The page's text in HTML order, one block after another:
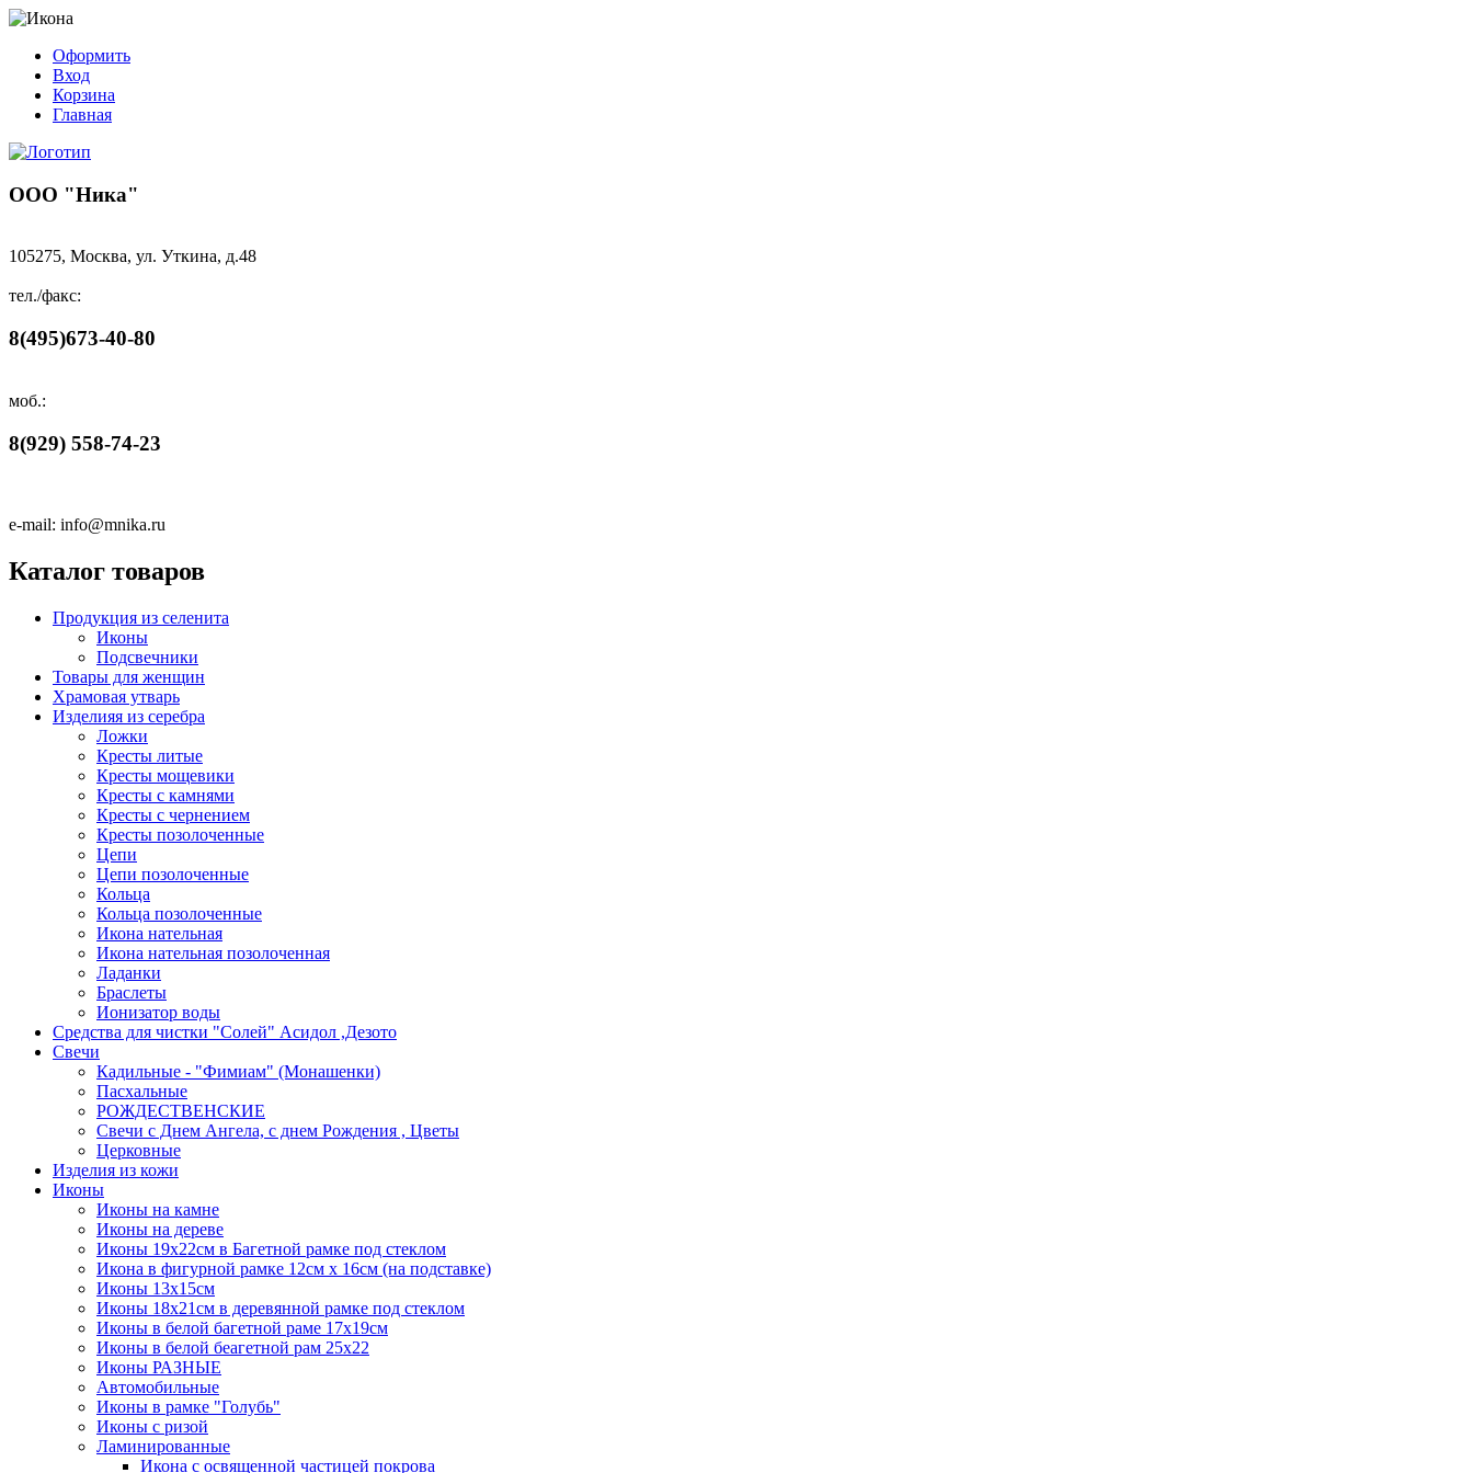
Оформить
Вход
Корзина
Главная
ООО "Ника"
105275, Москва, ул. Уткина, д.48
тел./факс:
8(495)673-40-80
моб.:
8(929) 558-74-23
e-mail: info@mnika.ru
Каталог товаров
Продукция из селенита
Иконы
Подсвечники
Товары для женщин
Храмовая утварь
Изделияя из серебра
Ложки
Кресты литые
Кресты мощевики
Кресты с камнями
Кресты с чернением
Кресты позолоченные
Цепи
Цепи позолоченные
Кольца
Кольца позолоченные
Икона нательная
Икона нательная позолоченная
Ладанки
Браслеты
Ионизатор воды
Средства для чистки "Солей" Асидол ,Дезото
Cвечи
Кадильные - "Фимиам" (Монашенки)
Пасхальные
РОЖДЕСТВЕНСКИЕ
Свечи с Днем Ангела, с днем Рождения , Цветы
Церковные
Изделия из кожи
Иконы
Иконы на камне
Иконы на дереве
Иконы 19х22см в Багетной рамке под стеклом
Икона в фигурной рамке 12см х 16см (на подставке)
Иконы 13х15см
Иконы 18х21см в деревянной рамке под стеклом
Иконы в белой багетной раме 17х19см
Иконы в белой беагетной рам 25х22
Иконы РАЗНЫЕ
Автомобильные
Иконы в рамке "Голубь"
Иконы с ризой
Ламинированные
Икона с освященной частицей покрова